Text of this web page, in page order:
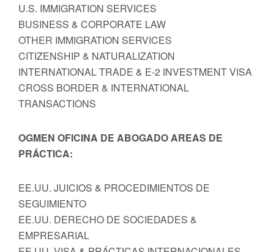
U.S. IMMIGRATION SERVICES
BUSINESS & CORPORATE LAW
OTHER IMMIGRATION SERVICES
CITIZENSHIP & NATURALIZATION
INTERNATIONAL TRADE & E-2 INVESTMENT VISA
CROSS BORDER & INTERNATIONAL
TRANSACTIONS
OGMEN OFICINA DE ABOGADO AREAS DE
PRÁCTICA:
EE.UU. JUICIOS & PROCEDIMIENTOS DE
SEGUIMIENTO
EE.UU. DERECHO DE SOCIEDADES &
EMPRESARIAL